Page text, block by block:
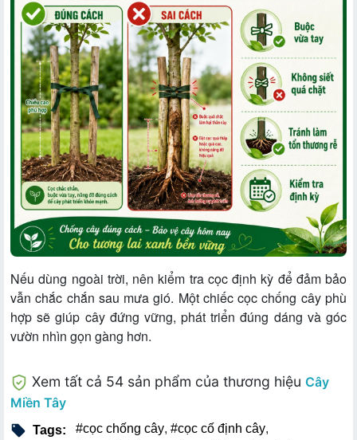
Nếu dùng ngoài trời, nên kiểm tra cọc định kỳ để đảm bảo
vẫn chắc chắn sau mưa gió. Một chiếc cọc chống cây phù
hợp sẽ giúp cây đứng vững, phát triển đúng dáng và góc
vườn nhìn gọn gàng hơn.
Xem tất cả 54 sản phẩm của thương hiệu Cây
Miền Tây
Tags: #cọc chống cây, #cọc cố định cây,